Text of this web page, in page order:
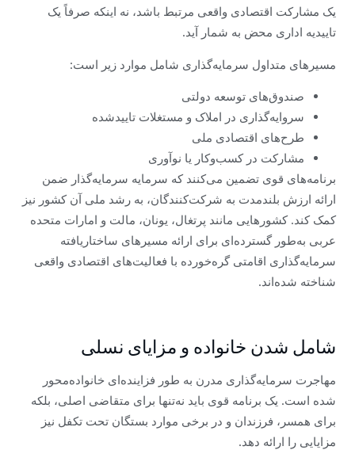
یک مشارکت اقتصادی واقعی مرتبط باشد، نه اینکه صرفاً یک
تاییدیه اداری محض به شمار آید.
مسیرهای متداول سرمایه‌گذاری شامل موارد زیر است:
صندوق‌های توسعه دولتی
سروایه‌گذاری در املاک و مستغلات تاییدشده
طرح‌های اقتصادی ملی
مشارکت در کسب‌وکار یا نوآوری
برنامه‌های قوی تضمین می‌کنند که سرمایه سرمایه‌گذار ضمن
ارائه ارزش بلندمدت به شرکت‌کنندگان، به رشد ملی آن کشور نیز
کمک کند. کشورهایی مانند پرتغال، یونان، مالت و امارات متحده
عربی به‌طور گسترده‌ای برای ارائه مسیرهای ساختاریافته
سرمایه‌گذاری اقامتی گره‌خورده با فعالیت‌های اقتصادی واقعی
شناخته شده‌اند.
شامل شدن خانواده و مزایای نسلی
مهاجرت سرمایه‌گذاری مدرن به طور فزاینده‌ای خانواده‌محور
شده است. یک برنامه قوی باید نه‌تنها برای متقاضی اصلی، بلکه
برای همسر، فرزندان و در برخی موارد بستگان تحت تکفل نیز
مزایایی را ارائه دهد.